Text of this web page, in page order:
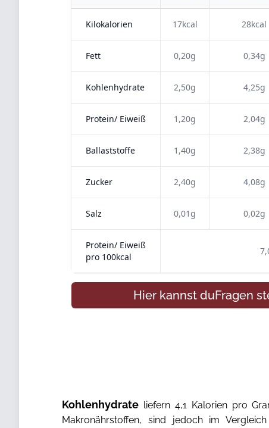
Kilokalorien 17kcal 28kcal
Fett 0,20g 0,34g
Kohlenhydrate 2,50g 4,25g
Protein/ Eiweiß 1,20g 2,04g
Ballaststoffe 1,40g 2,38g
Zucker 2,40g 4,08g
Salz 0,01g 0,02g
Protein/ Eiweiß
pro 100kcal
Hier kannst duFragen
Kohlenhydrate liefern 4,1 Kalorien pro
Makronährstoffen, sind jedoch im